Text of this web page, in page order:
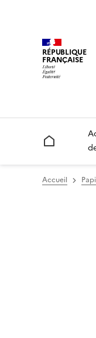
RÉPUBLIQUE
FRANÇAISE
Accueil
Accueil